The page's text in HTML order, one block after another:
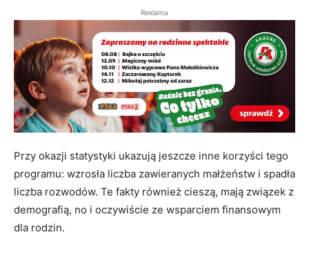
Reklama
Przy okazji statystyki ukazują jeszcze inne korzyści tego
programu: wzrosła liczba zawieranych małżeństw i spadła
liczba rozwodów. Te fakty również cieszą, mają związek z
demografią, no i oczywiście ze wsparciem finansowym
dla rodzin.